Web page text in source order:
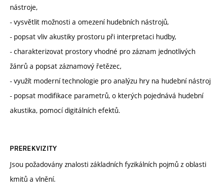
nástroje,
- vysvětlit možnosti a omezení hudebních nástrojů,
- popsat vliv akustiky prostoru při interpretaci hudby,
- charakterizovat prostory vhodné pro záznam jednotlivých
žánrů a popsat záznamový řetězec,
- využít moderní technologie pro analýzu hry na hudební nástroj
- popsat modifikace parametrů, o kterých pojednává hudební
akustika, pomocí digitálních efektů.
PREREKVIZITY
Jsou požadovány znalosti základních fyzikálních pojmů z oblasti
kmitů a vlnění.